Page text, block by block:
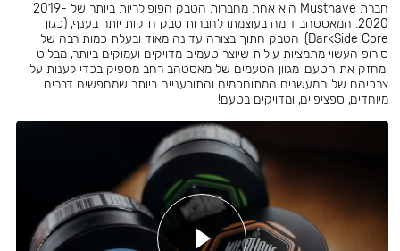
חברת Musthave היא אחת מחברות הטבק הפופולריות ביותר של 2019-
2020. המאסטהב דומה בעוצמתו לחברות טבק חזקות יותר בענף, (כגון
DarkSide Core). הטבק חתוך בצורה עדינה מאוד ובעלת כמות רבה של
סירופ העשוי מתמציות עילית שיוצר טעמים מדויקים ועמוקים ביותר, מבליט
ומחזק את הטעם. מגוון הטעמים של מאסטהב רחב מספיק בכדי לענות על
צרכיהם של המעשנים המתוחכמים והתובעניים ביותר שמחפשים דברים
מיוחדים, ספציפיים, ומדויקים בטעם!